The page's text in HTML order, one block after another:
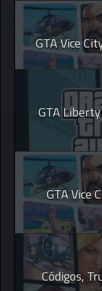
GTA Vice
GTA
GTA Vice
Códigos,